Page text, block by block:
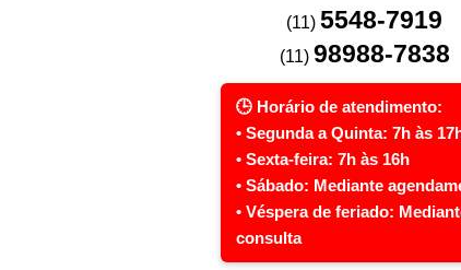
(11)5548-7919
(11) 98988-7838